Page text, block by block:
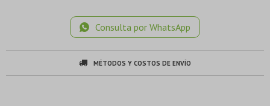
Consulta por WhatsApp
MÉTODOS Y COSTOS DE ENVÍO